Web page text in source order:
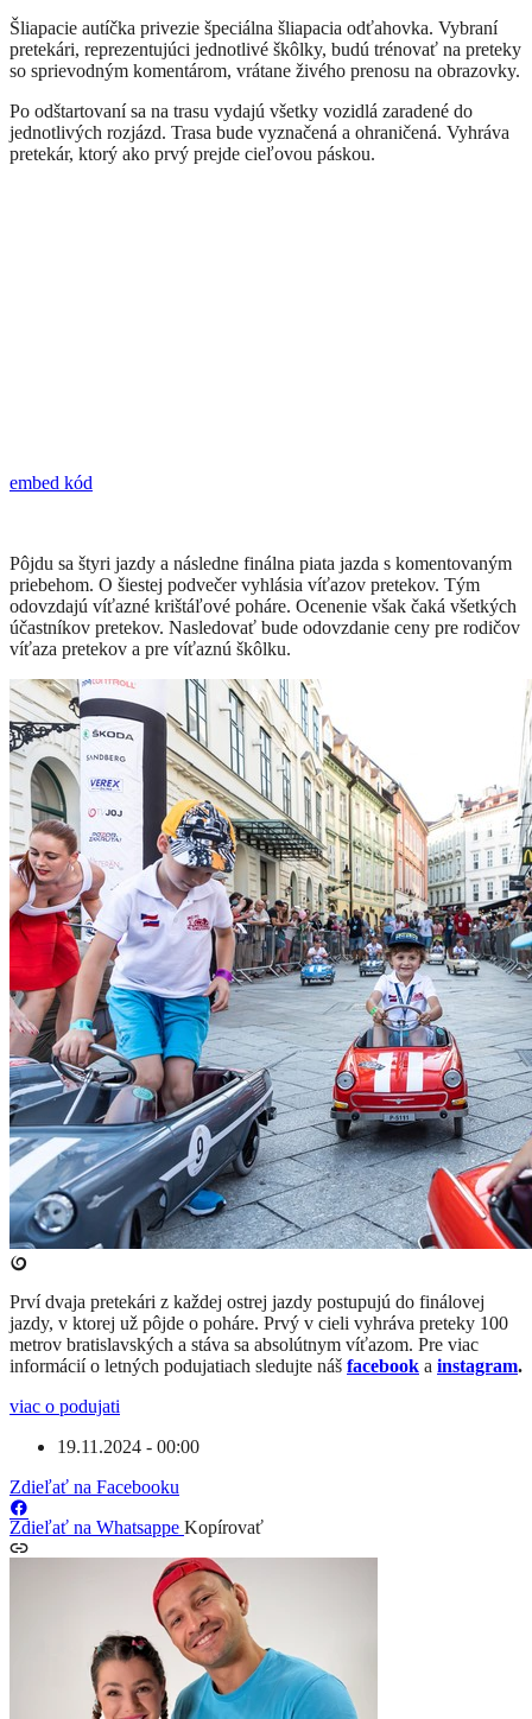
Šliapacie autíčka privezie špeciálna šliapacia odťahovka. Vybraní
pretekári, reprezentujúci jednotlivé škôlky, budú trénovať na preteky
so sprievodným komentárom, vrátane živého prenosu na obrazovky.
​Po odštartovaní sa na trasu vydajú všetky vozidlá zaradené do
jednotlivých rozjázd. Trasa bude vyznačená a ohraničená. Vyhráva
pretekár, ktorý ako prvý prejde cieľovou páskou.
embed kód
Pôjdu sa štyri jazdy a následne finálna piata jazda s komentovaným
priebehom. O šiestej podvečer vyhlásia víťazov pretekov. Tým
odovzdajú víťazné krištáľové poháre. Ocenenie však čaká všetkých
účastníkov pretekov. Nasledovať bude odovzdanie ceny pre rodičov
víťaza pretekov a pre víťaznú škôlku.​
​Prví dvaja pretekári z každej ostrej jazdy postupujú do finálovej
jazdy, v ktorej už pôjde o poháre. Prvý v cieli vyhráva preteky 100
metrov bratislavských a stáva sa absolútnym víťazom. Pre viac
informácií o letných podujatiach sledujte náš facebook a instagram.
viac o podujati
19.11.2024 - 00:00
Zdieľať na Facebooku
Zdieľať na Whatsappe Kopírovať